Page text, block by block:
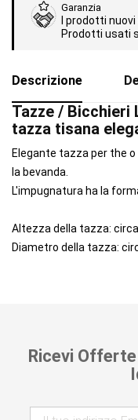
Garanzia
I prodotti
Prodotti usati
Descrizione
Tazze / Bicchieri
tazza tisana
Elegante tazza per the
la bevanda.
L'impugnatura ha la
Altezza della tazza:
Diametro della tazza:
Ricevi